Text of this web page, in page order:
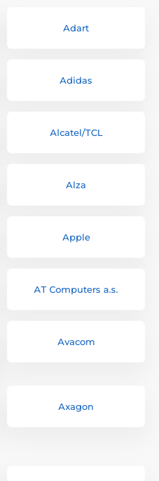
Adart
Adidas
Alcatel/TCL
Alza
Apple
AT Computers a.s.
Avacom
Axagon